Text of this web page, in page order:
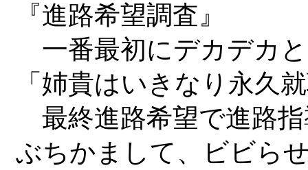
『進路希望調査』
一番最初にデカデカ
「姉貴はいきなり永久
最終進路希望で進路
ぶちかまして、ビビら